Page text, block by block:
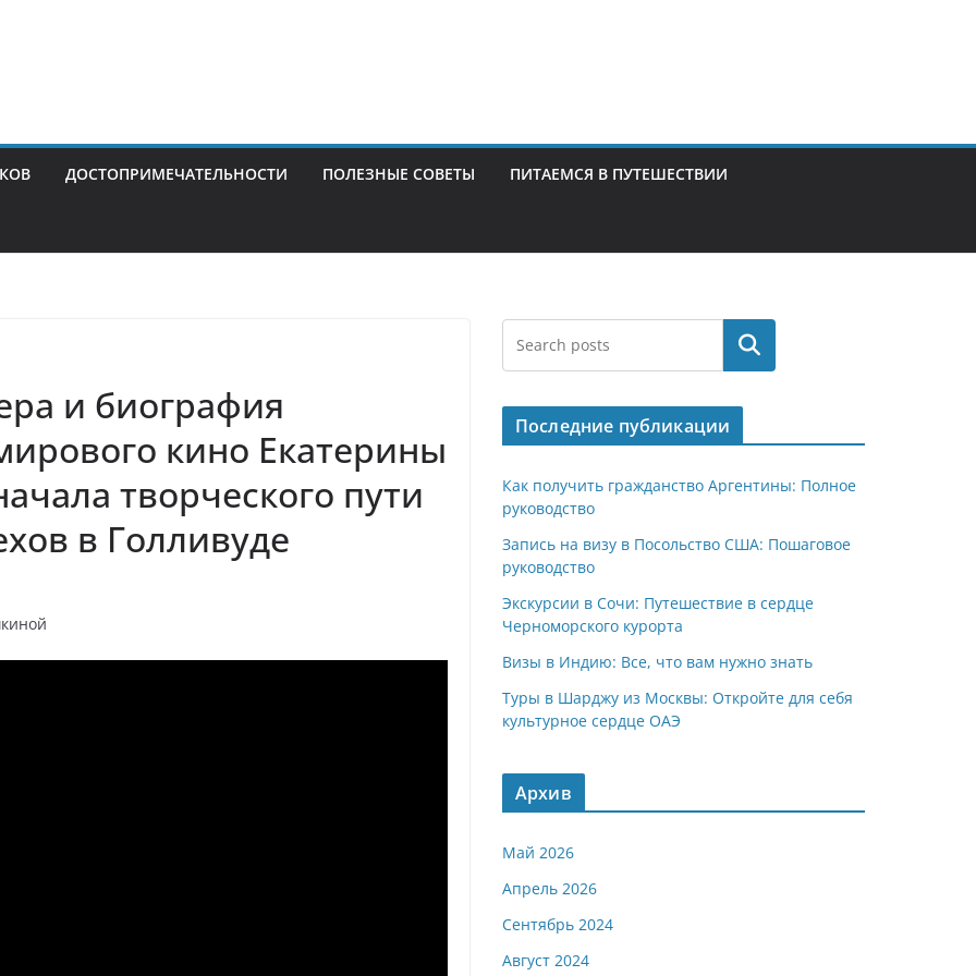
ДОСТОПРИМЕЧАТЕЛЬНОСТИ ПОЛЕЗНЫЕ СОВЕТЫ ПИТАЕМСЯ В ПУТЕШЕСТВИИ
и биография
кино Екатерины
творческого пути
в Голливуде
Поиск
Последние публикации
Как получить гражданство Аргентины: Полное
руководство
Запись на визу в Посольство США: Пошаговое
руководство
Экскурсии в Сочи: Путешествие в сердце
Черноморского курорта
Визы в Индию: Все, что вам нужно знать
Туры в Шарджу из Москвы: Откройте для себя
культурное сердце ОАЭ
Архив
Май 2026
Апрель 2026
Сентябрь 2024
Август 2024